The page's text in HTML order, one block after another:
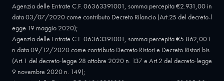
Agenzia delle Entrate C.F. 06363391001, somma percepita €2.931,00 in
data 03/07/2020 come contributo Decreto Rilancio (Art.25 del decreto-l
egge 19 maggio 2020);
Agenzia delle Entrate C.F. 06363391001, somma percepita €5.862,00 i
n data 09/12/2020 come contributo Decreto Ristori e Decreto Ristori bis
(Art.1 del decreto-legge 28 ottobre 2020 n. 137 e Art.2 del decreto-legge
9 novembre 2020 n. 149);